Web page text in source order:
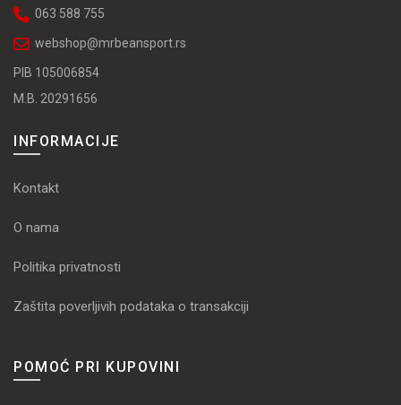
063 588 755
webshop@mrbeansport.rs
PIB 105006854
M.B. 20291656
INFORMACIJE
Kontakt
O nama
Politika privatnosti
Zaštita poverljivih podataka o transakciji
POMOĆ PRI KUPOVINI